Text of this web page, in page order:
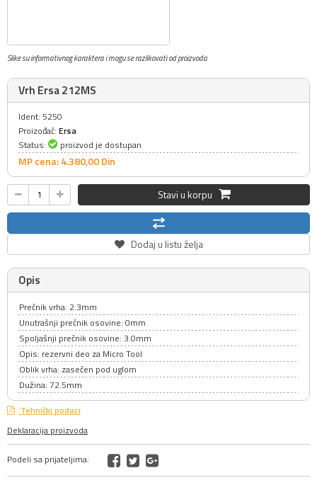
Slike su informativnog karaktera i mogu se razlikovati od proizvoda
Vrh Ersa 212MS
Ident: 5250
Proizođač: Ersa
Status:
proizvod je dostupan
MP cena: 4.380,00Din
Stavi u korpu
Dodaj u listu želja
Opis
Prečnik vrha: 2.3mm
Unutrašnji prečnik osovine: 0mm
Spoljašnji prečnik osovine: 3.0mm
Opis: rezervni deo za Micro Tool
Oblik vrha: zasečen pod uglom
Dužina: 72.5mm
Tehnički podaci
Deklaracija proizvoda
Podeli sa prijateljima: